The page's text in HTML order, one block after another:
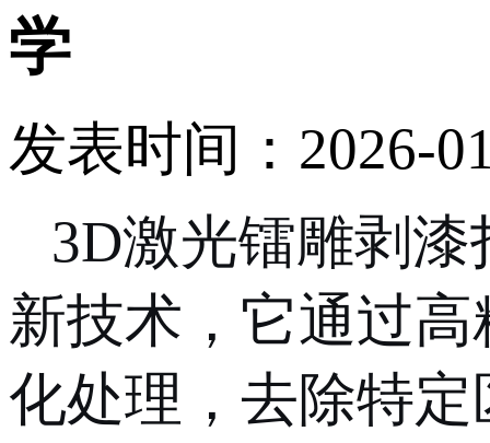
学
发表时间：2026-
3D激光镭雕剥漆
新技术，它通过
化处理，去除特